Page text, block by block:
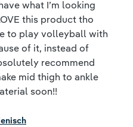
what I’m looking
this product tho
to play volleyball with
of it, instead of
recommend
mid thigh to ankle
soon!!